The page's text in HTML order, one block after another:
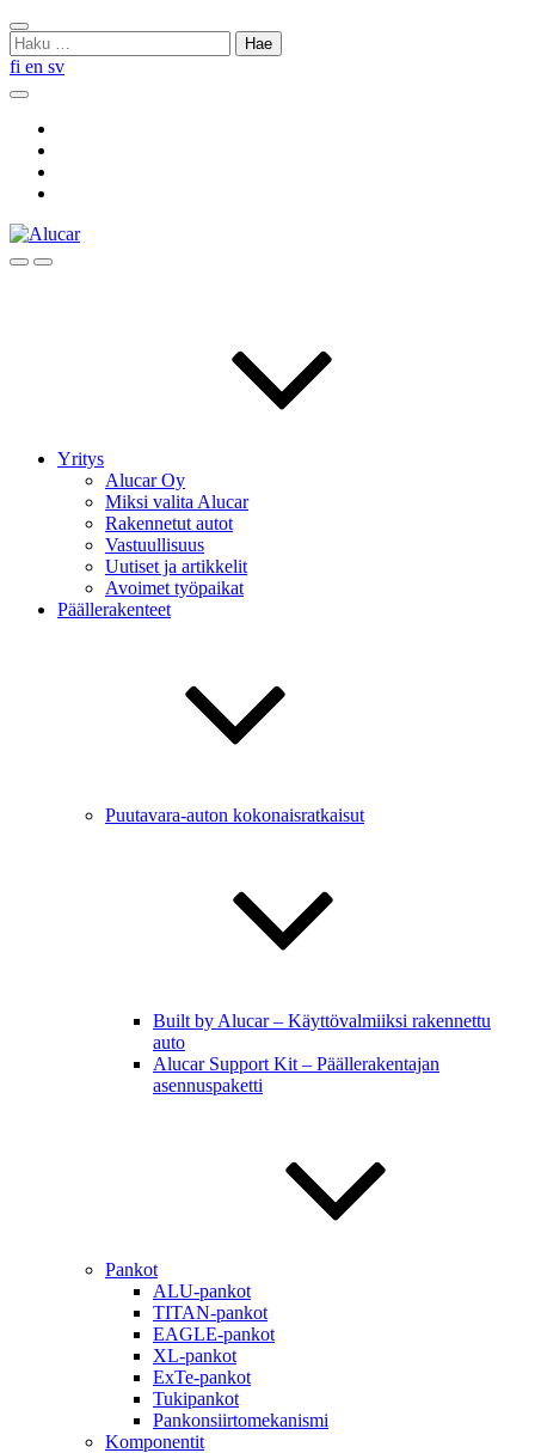
Skip
to
content
Sulje
haku
Haku:
fi en sv
Hae
HaeMenu
Yritys
Alucar Oy
Miksi valita Alucar
Rakennetut autot
Vastuullisuus
Uutiset ja artikkelit
Avoimet työpaikat
Päällerakenteet
Puutavara-auton kokonaisratkaisut
Built by Alucar – Käyttövalmiiksi rakennettu
auto
Alucar Support Kit – Päällerakentajan
asennuspaketti
Pankot
ALU-pankot
TITAN-pankot
EAGLE-pankot
XL-pankot
ExTe-pankot
Tukipankot
Pankonsiirtomekanismi
Komponentit